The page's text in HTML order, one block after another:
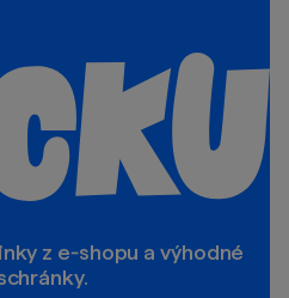
z e‑shopu a výhodné